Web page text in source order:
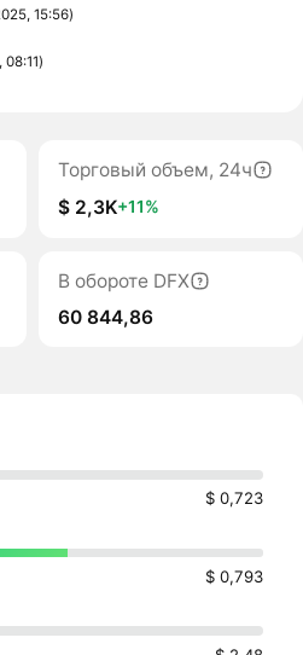
15:56)
Торговый объем, 24ч
$ 2,3K+11%
В обороте DFX
60 844,86
$ 0,723
$ 0,793